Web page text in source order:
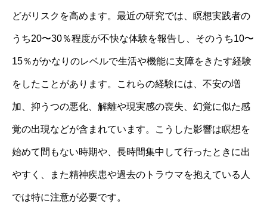
どがリスクを高めます。最近の研究では、瞑想実践者の
うち20〜30％程度が不快な体験を報告し、そのうち10〜
15％がかなりのレベルで生活や機能に支障をきたす経験
をしたことがあります。これらの経験には、不安の増
加、抑うつの悪化、解離や現実感の喪失、幻覚に似た感
覚の出現などが含まれています。こうした影響は瞑想を
始めて間もない時期や、長時間集中して行ったときに出
やすく、また精神疾患や過去のトラウマを抱えている人
では特に注意が必要です。